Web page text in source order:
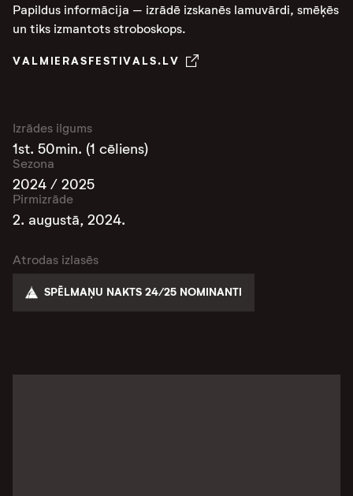
Papildus informācija – izrādē izskanēs lamuvārdi, smēķēs
un tiks izmantots stroboskops.
VALMIERASFESTIVALS.LV
Izrādes ilgums
1st. 50min. (1 cēliens)
Sezona
2024 / 2025
Pirmizrāde
2. augustā, 2024.
Atrodas izlasēs
SPĒLMAŅU NAKTS 24/25 NOMINANTI